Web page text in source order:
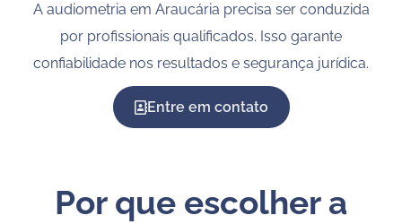
A audiometria em Araucária precisa ser conduzida
por profissionais qualificados. Isso garante
confiabilidade nos resultados e segurança jurídica.
Entre em contato
Por que escolher a